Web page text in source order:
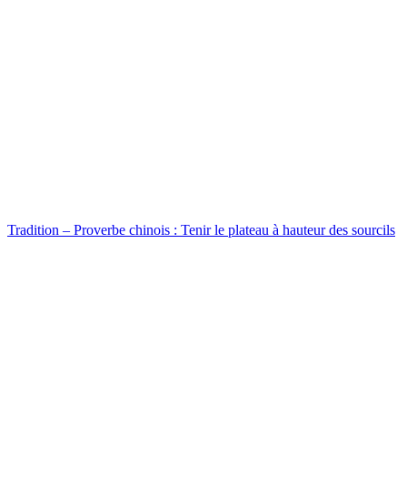
Tradition – Proverbe chinois : Tenir le plateau à hauteur des sourcils